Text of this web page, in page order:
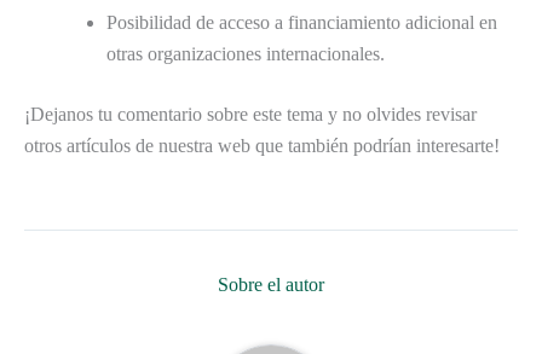
Posibilidad de acceso a financiamiento adicional en
otras organizaciones internacionales.
¡Dejanos tu comentario sobre este tema y no olvides revisar
otros artículos de nuestra web que también podrían interesarte!
Sobre el autor